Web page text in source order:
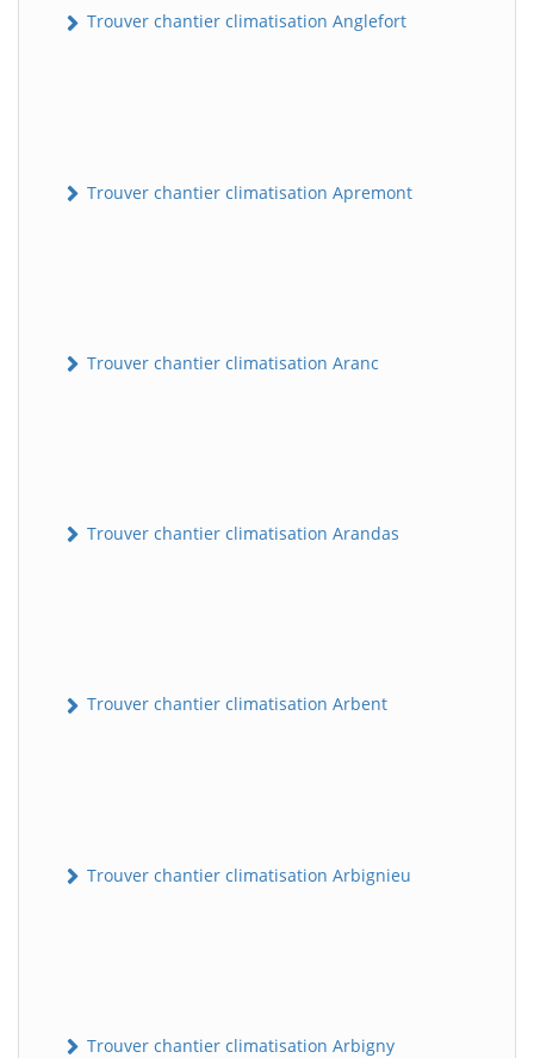
Trouver chantier climatisation Anglefort
Trouver chantier climatisation Apremont
Trouver chantier climatisation Aranc
Trouver chantier climatisation Arandas
Trouver chantier climatisation Arbent
Trouver chantier climatisation Arbignieu
Trouver chantier climatisation Arbigny